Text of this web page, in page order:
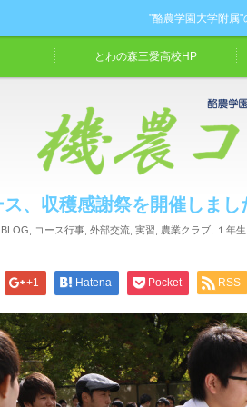
"酪農学園大学附属"
とわの森三愛高校HP
、収穫感謝祭を開催しまし
BLOG コース行事 外部交流 実習 農業クラブ １年生
+1 Hatena Pocket RSS